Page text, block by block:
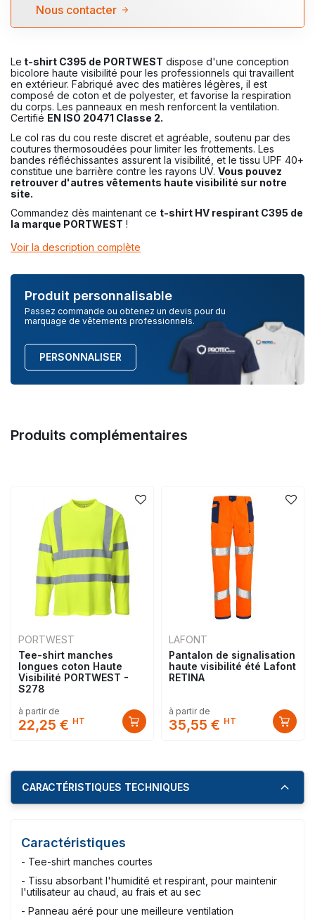
Le t-shirt C395 de PORTWEST dispose d'une conception
bicolore haute visibilité pour les professionnels qui travaillent
en extérieur. Fabriqué avec des matières légères, il est
composé de coton et de polyester, et favorise la respiration
du corps. Les panneaux en mesh renforcent la ventilation.
Certifié EN ISO 20471 Classe 2.
Le col ras du cou reste discret et agréable, soutenu par des
coutures thermosoudées pour limiter les frottements. Les
bandes réfléchissantes assurent la visibilité, et le tissu UPF 40+
constitue une barrière contre les rayons UV. Vous pouvez
retrouver d'autres vêtements haute visibilité sur notre
site.
Commandez dès maintenant ce t-shirt HV respirant C395 de
la marque PORTWEST !
Voir la description complète
Produit personnalisable
Passez commande ou obtenez un devis pour du
marquage de vêtements professionnels.
PERSONNALISER
Nous contacter
Produits complémentaires
PORTWEST
Tee-shirt manches
longues coton Haute
Visibilité PORTWEST -
S278
à partir de
22,25 € HT
LAFONT
Pantalon de signalisation
haute visibilité été Lafont
RETINA
à partir de
35,55 € HT
CARACTÉRISTIQUES TECHNIQUES
Caractéristiques
- Tee-shirt manches courtes
- Tissu absorbant l'humidité et respirant, pour maintenir
l'utilisateur au chaud, au frais et au sec
- Panneau aéré pour une meilleure ventilation